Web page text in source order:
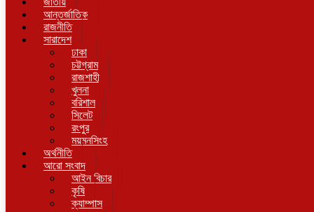
আন্তর্জাতিক
রাজনীতি
সারাদেশ
ঢাকা
চট্টগ্রাম
রাজশাহী
খুলনা
বরিশাল
সিলেট
রংপুর
ময়মনসিংহ
অর্থনীতি
আরো সংবাদ
আইন বিচার
কৃষি
ক্যাম্পাস